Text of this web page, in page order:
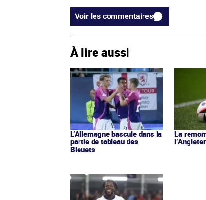
Voir les commentaires
À lire aussi
L’Allemagne bascule dans la
partie de tableau des
Bleuets
La